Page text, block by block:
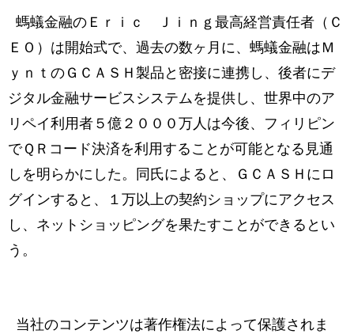
螞蟻金融のＥｒｉｃ Ｊｉｎｇ最高経営責任者（Ｃ
ＥＯ）は開始式で、過去の数ヶ月に、螞蟻金融はＭ
ｙｎｔのＧＣＡＳＨ製品と密接に連携し、後者にデ
ジタル金融サービスシステムを提供し、世界中のア
リペイ利用者５億２０００万人は今後、フィリピン
でＱＲコード決済を利用することが可能となる見通
しを明らかにした。同氏によると、ＧＣＡＳＨにロ
グインすると、１万以上の契約ショップにアクセス
し、ネットショッピングを果たすことができるとい
う。
当社のコンテンツは著作権法によって保護されま